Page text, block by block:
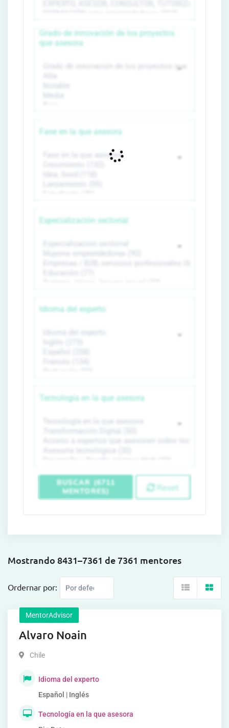
Grado de innovación de los proyectos
que asesora
Fase en la que asesora
Especialización sectorial
Idioma del experto
Tecnología en la que asesora
BUSCAR (6711
MENTORES)
Reset
Mostrando 8431–7361 de 7361 mentores
Ordernar por:
MentorAdvisor
Alvaro Noain
Chile
Idioma del experto
Español | Inglés
Tecnología en la que asesora